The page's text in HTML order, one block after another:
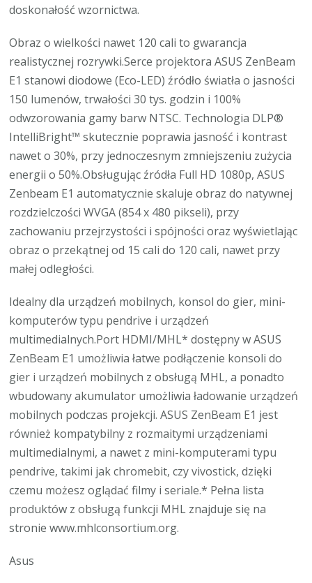
doskonałość wzornictwa.
Obraz o wielkości nawet 120 cali to gwarancja
realistycznej rozrywki.Serce projektora ASUS ZenBeam
E1 stanowi diodowe (Eco-LED) źródło światła o jasności
150 lumenów, trwałości 30 tys. godzin i 100%
odwzorowania gamy barw NTSC. Technologia DLP®
IntelliBright™ skutecznie poprawia jasność i kontrast
nawet o 30%, przy jednoczesnym zmniejszeniu zużycia
energii o 50%.Obsługując źródła Full HD 1080p, ASUS
Zenbeam E1 automatycznie skaluje obraz do natywnej
rozdzielczości WVGA (854 x 480 pikseli), przy
zachowaniu przejrzystości i spójności oraz wyświetlając
obraz o przekątnej od 15 cali do 120 cali, nawet przy
małej odległości.
Idealny dla urządzeń mobilnych, konsol do gier, mini-
komputerów typu pendrive i urządzeń
multimedialnych.Port HDMI/MHL* dostępny w ASUS
ZenBeam E1 umożliwia łatwe podłączenie konsoli do
gier i urządzeń mobilnych z obsługą MHL, a ponadto
wbudowany akumulator umożliwia ładowanie urządzeń
mobilnych podczas projekcji. ASUS ZenBeam E1 jest
również kompatybilny z rozmaitymi urządzeniami
multimedialnymi, a nawet z mini-komputerami typu
pendrive, takimi jak chromebit, czy vivostick, dzięki
czemu możesz oglądać filmy i seriale.* Pełna lista
produktów z obsługą funkcji MHL znajduje się na
stronie www.mhlconsortium.org.
Asus